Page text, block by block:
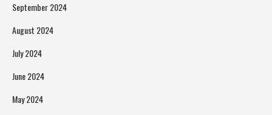
September 2024
August 2024
July 2024
June 2024
May 2024